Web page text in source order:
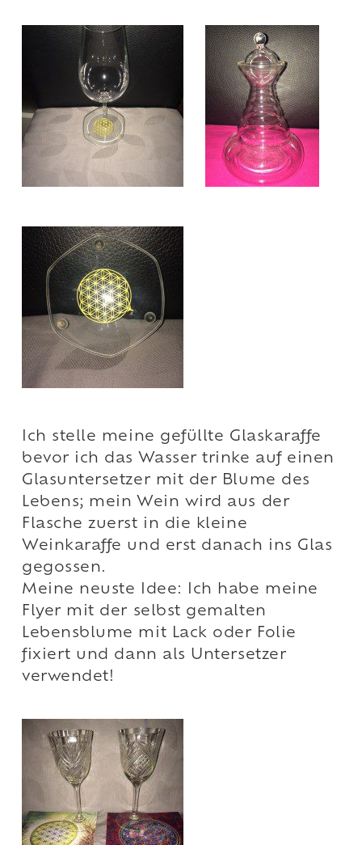
Ich stelle meine gefüllte Glaskaraffe
bevor ich das Wasser trinke auf einen
Glasuntersetzer mit der Blume des
Lebens; mein Wein wird aus der
Flasche zuerst in die kleine
Weinkaraffe und erst danach ins Glas
gegossen.
Meine neuste Idee: Ich habe meine
Flyer mit der selbst gemalten
Lebensblume mit Lack oder Folie
fixiert und dann als Untersetzer
verwendet!